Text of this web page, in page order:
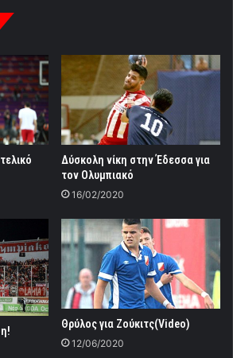
Δύσκολη νίκη στην Έδεσσα για
τον Ολυμπιακό
16/02/2020
Θρύλος για Ζούκιτς(Video)
12/06/2020